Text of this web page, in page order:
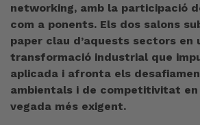
networking, amb la participació
com a ponents. Els dos salons
paper clau d’aquests sectors en
transformació industrial que
aplicada i afronta els
ambientals i de competitivitat
vegada més exigent.